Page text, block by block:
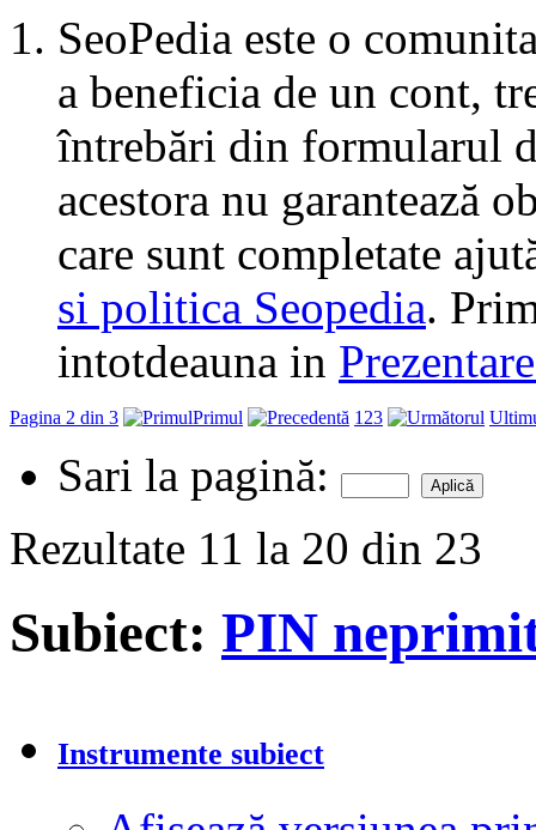
SeoPedia este o
a beneficia de un cont,
întrebări din formularul
acestora nu garantează
care sunt completate
si politica Seopedia.
intotdeauna in
Pagina 2 din 3 Primul 1 23
Sari la pagină:
Rezultate 11 la 20 din 23
Subiect: PIN
Instrumente subiect